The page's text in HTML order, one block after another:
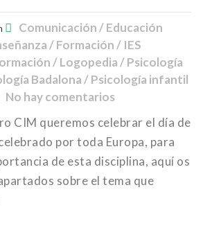
Comunicación / Educación
/ Formación / IES
/ Logopedia / Psicología
Badalona / Psicología infantil
No hay comentarios
CIM queremos celebrar el día de
por toda Europa, para
de esta disciplina, aquí os
sobre el tema que